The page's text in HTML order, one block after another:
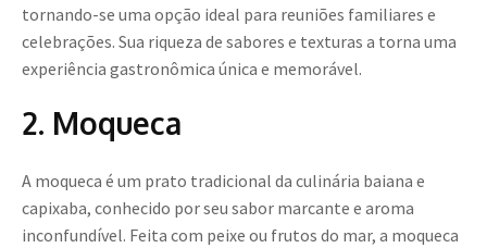
tornando-se uma opção ideal para reuniões familiares e
celebrações. Sua riqueza de sabores e texturas a torna uma
experiência gastronômica única e memorável.
2. Moqueca
A moqueca é um prato tradicional da culinária baiana e
capixaba, conhecido por seu sabor marcante e aroma
inconfundível. Feita com peixe ou frutos do mar, a moqueca